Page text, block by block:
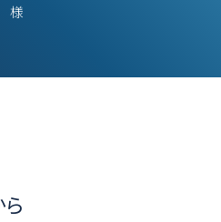
様